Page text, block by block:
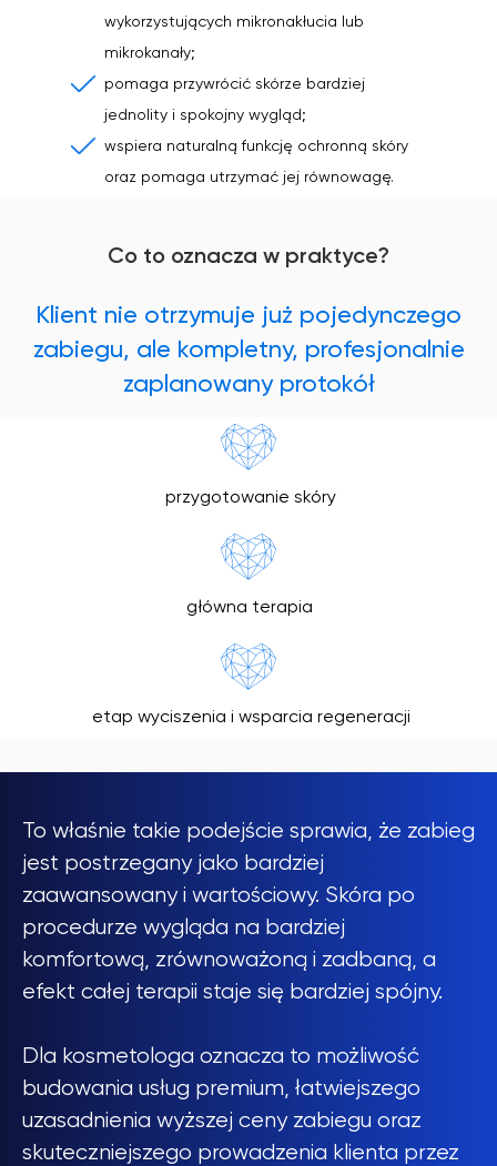
wykorzystujących mikronakłucia lub
mikrokanały;
pomaga przywrócić skórze bardziej
jednolity i spokojny wygląd;
wspiera naturalną funkcję ochronną skóry
oraz pomaga utrzymać jej równowagę.
Co to oznacza w praktyce?
Klient nie otrzymuje już pojedynczego
zabiegu, ale kompletny, profesjonalnie
zaplanowany protokół
główna terapia
etap wyciszenia i wsparcia regeneracji
przygotowanie skóry
To właśnie takie podejście sprawia, że zabieg
jest postrzegany jako bardziej
zaawansowany i wartościowy. Skóra po
procedurze wygląda na bardziej
komfortową, zrównoważoną i zadbaną, a
efekt całej terapii staje się bardziej spójny.
Dla kosmetologa oznacza to możliwość
budowania usług premium, łatwiejszego
uzasadnienia wyższej ceny zabiegu oraz
skuteczniejszego prowadzenia klienta przez